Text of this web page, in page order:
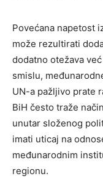
Povećana napetost
može rezultirati
dodatno otežava
smislu,
UN-a pažljivo prate
BiH često traže
unutar složenog
imati uticaj na
međunarodnim
regionu.